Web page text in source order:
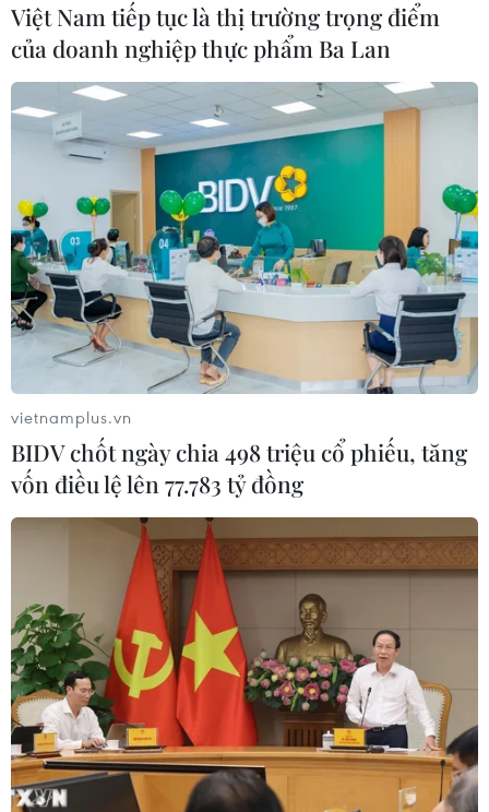
TIN CÙNG CHUYÊN MỤC
Công Phượng gặp thử thách lớn
trong ngày tái xuất V-League 2026/27
06/08/2026 11:49
Nhận định Việt Nam vs
Campuchia: Vì sao thầy trò HLV Kim
Sang-sik cần giành ngôi đầu bảng?
06/08/2026 11:05
Nhận định Việt Nam vs Campuchia:
'Phù thủy Kim' sẽ xoay tua toan tính
đường dài?
06/08/2026 08:25
HLV Kim Sang-sik: 'Tuyển Việt Nam
Việt Nam tiếp tục là thị trường trọng điểm
của doanh nghiệp thực phẩm Ba Lan
vietnamplus.vn
BIDV chốt ngày chia 498 triệu cổ phiếu, tăng
vốn điều lệ lên 77.783 tỷ đồng